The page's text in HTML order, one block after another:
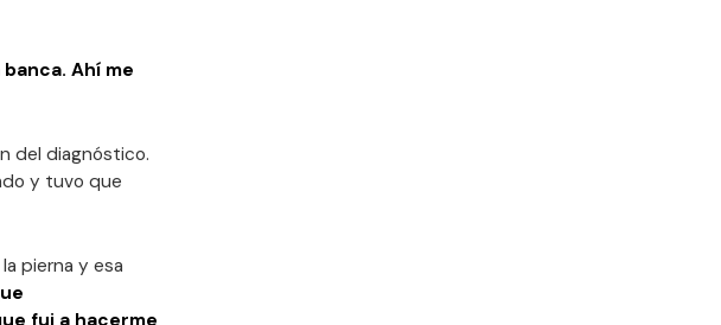
Ahí me
del diagnóstico.
y tuvo que
pierna y esa